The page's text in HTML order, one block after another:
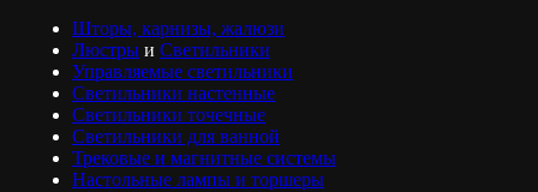
Шторы, карнизы, жалюзи
Люстры и Светильники
Управляемые светильники
Светильники настенные
Светильники точечные
Светильники для ванной
Трековые и магнитные системы
Настольные лампы и торшеры